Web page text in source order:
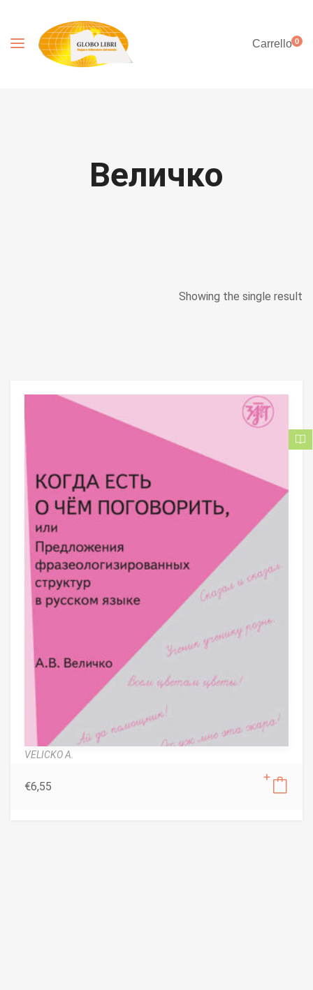
Carrello0
Величко
Showing the single result
VELICKO A.
€6,55